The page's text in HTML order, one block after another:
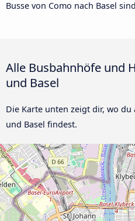
Busse von Como nach Basel
Alle Busbahnhöfe und
und Basel
Die Karte unten zeigt dir, wo
und Basel findest.